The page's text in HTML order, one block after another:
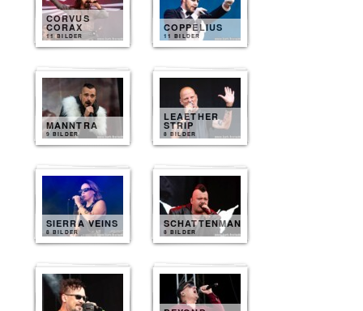
CORVUS
CORAX
11 BILDER
COPPELIUS
11 BILDER
MANNTRA
9 BILDER
LEAETHER
STRIP
8 BILDER
SIERRA VEINS
8 BILDER
SCHATTENMANN
8 BILDER